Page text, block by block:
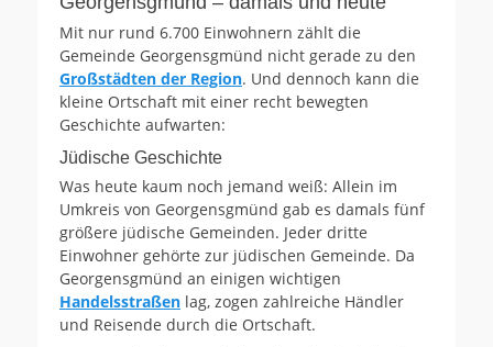
Mit nur rund 6.700 Einwohnern zählt die
Gemeinde Georgensgmünd nicht gerade zu den
Großstädten der Region. Und dennoch kann die
kleine Ortschaft mit einer recht bewegten
Geschichte aufwarten:
Jüdische Geschichte
Was heute kaum noch jemand weiß: Allein im
Umkreis von Georgensgmünd gab es damals fünf
größere jüdische Gemeinden. Jeder dritte
Einwohner gehörte zur jüdischen Gemeinde. Da
Georgensgmünd an einigen wichtigen
Handelsstraßen lag, zogen zahlreiche Händler
und Reisende durch die Ortschaft.